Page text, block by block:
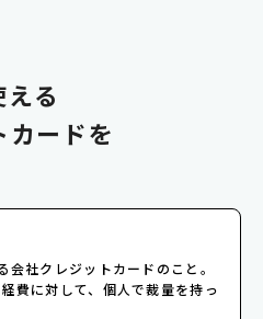
から業務に集中する
万円の小さな部屋で
のコックピットに
リーグルメ手当を使
ださい。
る
カードを
社クレジットカードのこと。
費に対して、個人で裁量を持っ